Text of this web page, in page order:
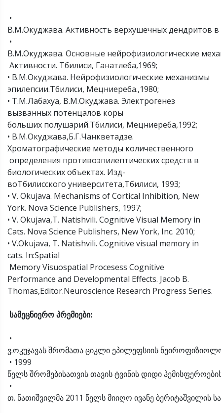
•
В.М.Окуджава. Активность верхушечных дендритов
•
В.М.Окуджава. Основные нейрофизиологические
Активности. Тбилиси, Ганатлеба,1969;
• В.М.Окуджава. Нейрофизиологические механизмы
эпилепсии.Тбилиси, Мецниереба.,1980;
• Т.М.Лабахуа, В.М.Окуджава. Электрогенез
вызванных потенцалов коры
больших полушарий.Тбилиси, Мецниереба,1992;
• В.М.Окуджава,Б.Г.Чанкветадзе.
Хроматографические методы количественного
определения противоэпилептических средств в
биологических объектах. Изд-
воТбилисского университета,Тбилиси, 1993;
• V. Okujava. Mechanisms of Cortical Inhibition, New
York. Nova Science Publishers, 1997;
• V. Okujava,T. Natishvili. Cognitive Visual Memory in
Cats. Nova Science Publishers, New York, Inc. 2010;
• V.Okujava, T. Natishvili. Cognitive visual memory in
cats. In:Spatial
Memory Visuospatial Procesess Cognitive
Performance and Developmental Effects. Jacob B.
Thomas,Editor.Neuroscience Research Progress Series.
სამეცნიეროპრემიები:
•
ვ.ოკუჯავას შრომათა ციკლი ეპილეფსიის
• 1999
წელს შრომებისათვის თავის ტვინის დიდი
•
თ. ნათიშვილმა 2011 წელს მიიღო ივანე ბერიტაშვილის